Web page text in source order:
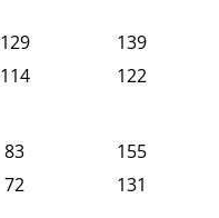
129
139
114 122
83
155
72 131